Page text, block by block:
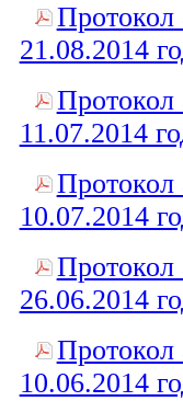
Протокол
21.08.2014
Протокол
11.07.2014
Протокол
10.07.2014
Протокол
26.06.2014
Протокол
10.06.2014